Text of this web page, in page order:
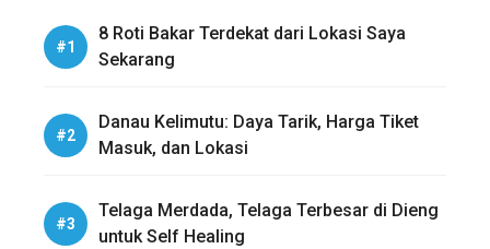
8 Roti Bakar Terdekat dari Lokasi Saya
Sekarang
Danau Kelimutu: Daya Tarik, Harga Tiket
Masuk, dan Lokasi
Telaga Merdada, Telaga Terbesar di Dieng
untuk Self Healing